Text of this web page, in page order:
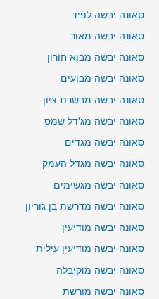
סאונה יבשה לפיד
סאונה יבשה מאור
סאונה יבשה מבוא חורון
סאונה יבשה מבועים
סאונה יבשה מבשרת ציון
סאונה יבשה מג'דל שמס
סאונה יבשה מגדים
סאונה יבשה מגדל העמק
סאונה יבשה מגשימים
סאונה יבשה מדרשת בן גוריון
סאונה יבשה מודיעין
סאונה יבשה מודיעין עילית
סאונה יבשה מוקיבלה
סאונה יבשה מורשת